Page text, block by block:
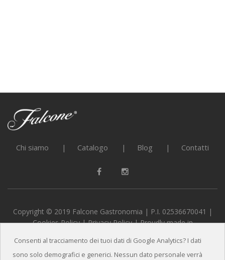
Chi siamo Catalogo Blog Contatti
Copyright © 2019 Falcone Gastronomia | P.I. 02536670041 |
Cookies Policy|Privacy Policy| Proudly made in
Consenti al tracciamento dei tuoi dati di Google Analytics? I dati
sono solo demografici e generici. Nessun dato personale verrà